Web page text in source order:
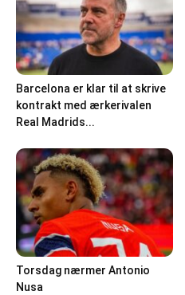
Barcelona er klar til at skrive
kontrakt med ærkerivalen
Real Madrids...
Torsdag nærmer Antonio
Nusa